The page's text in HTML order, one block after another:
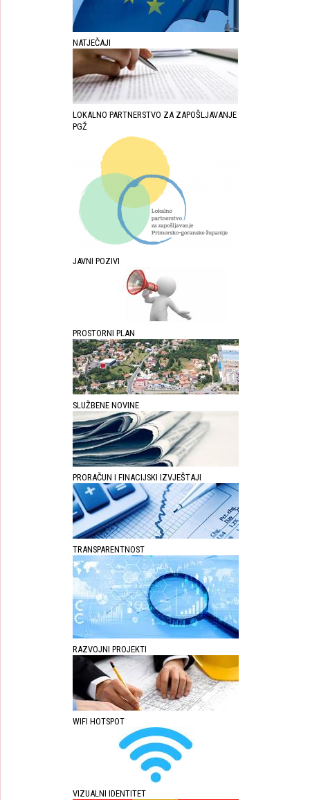
NATJEČAJI
LOKALNO PARTNERSTVO ZA ZAPOŠLJAVANJE
PGŽ
JAVNI POZIVI
PROSTORNI PLAN
SLUŽBENE NOVINE
PRORAČUN I FINACIJSKI IZVJEŠTAJI
TRANSPARENTNOST
RAZVOJNI PROJEKTI
WIFI HOTSPOT
VIZUALNI IDENTITET